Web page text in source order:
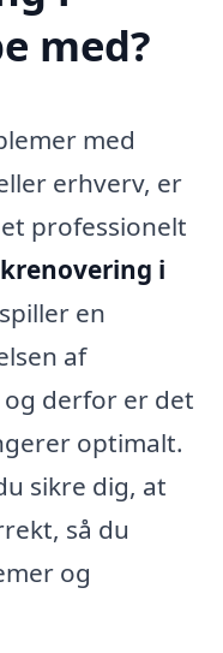
med?
med
erhverv, er
professionelt
i
en
af
derfor er det
optimalt.
sikre dig, at
så du
og